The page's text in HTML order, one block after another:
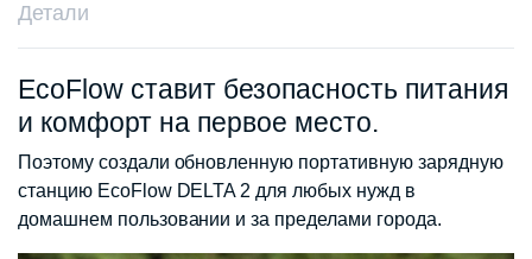
Детали
EcoFlow ставит безопасность питания
и комфорт на первое место.
Поэтому создали обновленную портативную зарядную
станцию ​​EcoFlow DELTA 2 для любых нужд в
домашнем пользовании и за пределами города.